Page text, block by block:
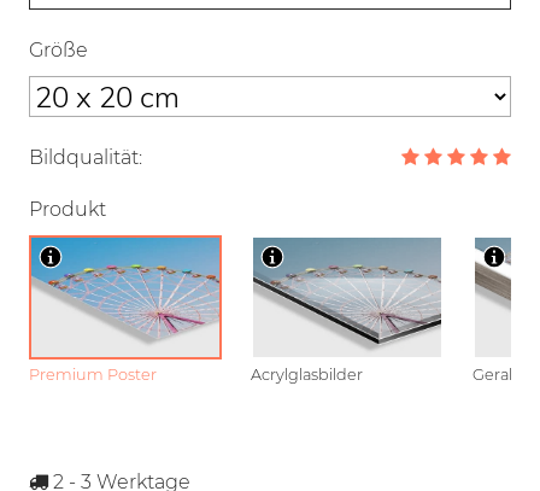
Größe
Bildqualität:
Produkt
Premium Poster Acrylglasbilder
2 - 3 Werktage